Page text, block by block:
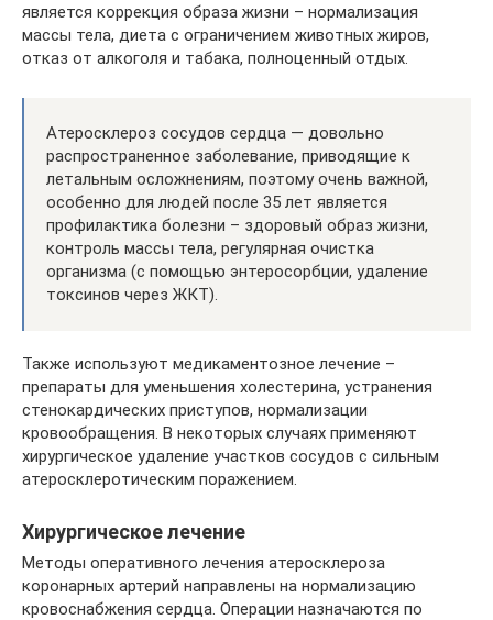
является коррекция образа жизни – нормализация
массы тела, диета с ограничением животных жиров,
отказ от алкоголя и табака, полноценный отдых.
Атеросклероз сосудов сердца — довольно
распространенное заболевание, приводящие к
летальным осложнениям, поэтому очень важной,
особенно для людей после 35 лет является
профилактика болезни – здоровый образ жизни,
контроль массы тела, регулярная очистка
организма (с помощью энтеросорбции, удаление
токсинов через ЖКТ).
Также используют медикаментозное лечение –
препараты для уменьшения холестерина, устранения
стенокардических приступов, нормализации
кровообращения. В некоторых случаях применяют
хирургическое удаление участков сосудов с сильным
атеросклеротическим поражением.
Хирургическое лечение
Методы оперативного лечения атеросклероза
коронарных артерий направлены на нормализацию
кровоснабжения сердца. Операции назначаются по